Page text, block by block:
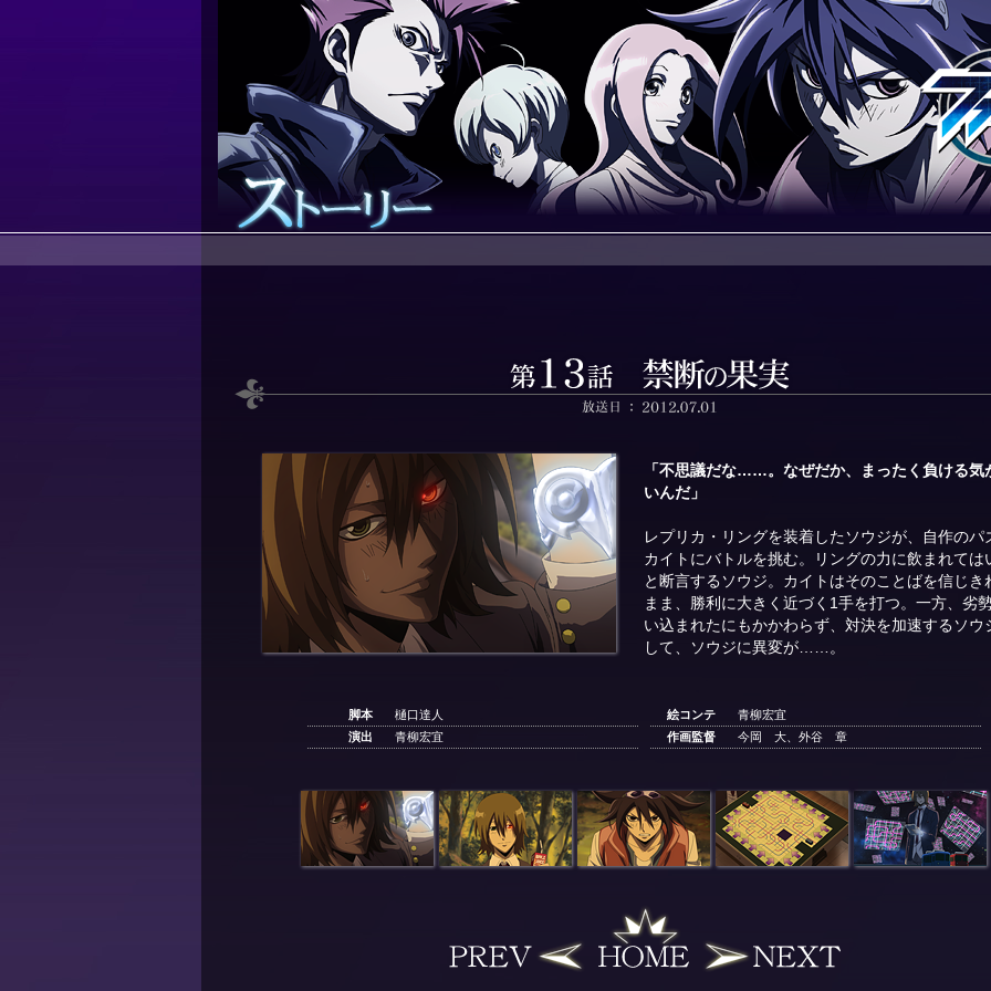
「不思議だな……。なぜだか、まったく負ける気
いんだ」
レプリカ・リングを装着したソウジが、自作のパ
カイトにバトルを挑む。リングの力に飲まれては
と断言するソウジ。カイトはそのことばを信じき
まま、勝利に大きく近づく1手を打つ。一方、劣
い込まれたにもかかわらず、対決を加速するソウ
して、ソウジに異変が……。
脚本 樋口達人 絵コンテ
青柳宏宜
演出
青柳宏宜 作画監督 今岡 大、外谷 章